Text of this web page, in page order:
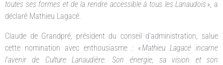
toutes ses formes et de la rendre accessible à tous les Lanaudois », a
déclaré Mathieu Lagacé.
Claude de Grandpré, président du conseil d’administration, salue
cette nomination avec enthousiasme : «Mathieu Lagacé incarne
l’avenir de Culture Lanaudière. Son énergie, sa vision et son